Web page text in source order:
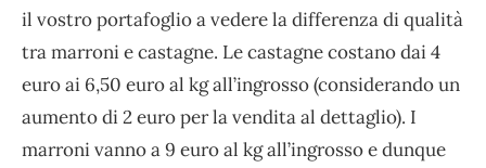
il vostro portafoglio a vedere la differenza di qualità
tra marroni e castagne. Le castagne costano dai 4
euro ai 6,50 euro al kg all’ingrosso (considerando un
aumento di 2 euro per la vendita al dettaglio). I
marroni vanno a 9 euro al kg all’ingrosso e dunque